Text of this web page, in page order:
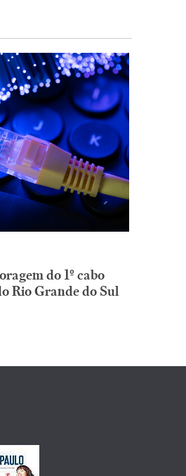
do 1º cabo
Rio Grande do Sul